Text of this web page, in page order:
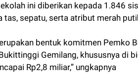
ini diberikan kepada 1.846
tas, sepatu, serta atribut merah
bentuk komitmen Pemko
Gemilang, khususnya di
Rp2,8 miliar,” ungkapnya